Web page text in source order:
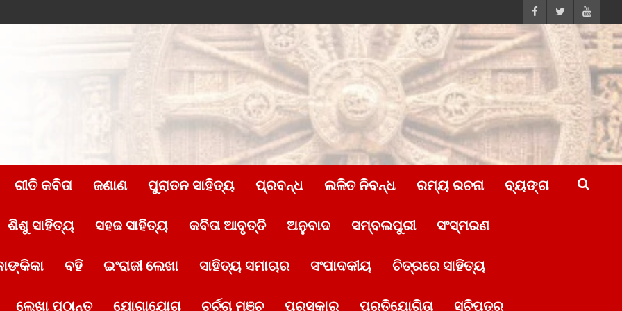
ଗୀତି କବିତା ଜଣାଣ ପୁରାତନ ସାହିତ୍ୟ ପ୍ରବନ୍ଧ ଲଳିତ ନିବନ୍ଧ ରମ୍ୟ ରଚନା ବ୍ୟଙ୍ଗ
ଶିଶୁ ସାହିତ୍ୟ ସହଜ ସାହିତ୍ୟ କବିତା ଆବୃତ୍ତି ଅନୁବାଦ ସମ୍ବଲପୁରୀ ସଂସ୍ମରଣ
ବହି ଇଂରାଜୀ ଲେଖା ସାହିତ୍ୟ ସମାଚାର ସଂପାଦକୀୟ ଚିତ୍ରରେ ସାହିତ୍ୟ
ଲେଖା ପଠାନ୍ତୁ ଯୋଗାଯୋଗ ଚର୍ଚ୍ଚା ମଞ୍ଚ ପୁରସ୍କାର ପ୍ରତିଯୋଗିତା ସୂଚିପତ୍ର